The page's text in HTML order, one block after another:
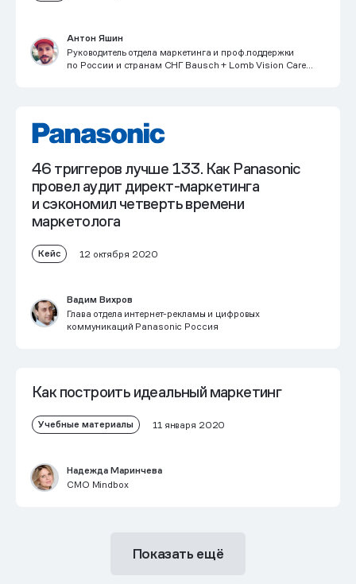
Антон Яшин
Руководитель отдела маркетинга и проф.поддержки
по России и странам СНГ Bausch + Lomb Vision Care
46 триггеров лучше 133. Как Panasonic
провел аудит директ-маркетинга
и сэкономил четверть времени
маркетолога
Кейс 12 октября 2020
Вадим Вихров
Глава отдела интернет-рекламы и цифровых
коммуникаций Panasonic Россия
Как построить идеальный маркетинг
Учебные материалы 11 января 2020
Надежда Маринчева
CMO Mindbox
Показать ещё